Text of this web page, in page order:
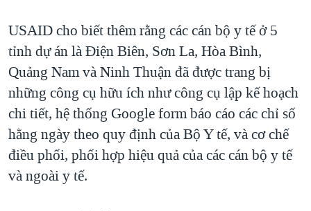
USAID cho biết thêm rằng các cán bộ y tế ở 5
tỉnh dự án là Điện Biên, Sơn La, Hòa Bình,
Quảng Nam và Ninh Thuận đã được trang bị
những công cụ hữu ích như công cụ lập kế hoạch
chi tiết, hệ thống Google form báo cáo các chỉ số
hằng ngày theo quy định của Bộ Y tế, và cơ chế
điều phối, phối hợp hiệu quả của các cán bộ y tế
và ngoài y tế.